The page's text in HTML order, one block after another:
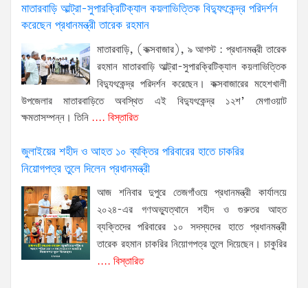
মাতারবাড়ি আল্ট্রা-সুপারক্রিটিক্যাল কয়লাভিত্তিক বিদ্যুৎকেন্দ্র পরিদর্শন
করেছেন প্রধানমন্ত্রী তারেক রহমান
মাতারবাড়ি, (কক্সবাজার), ৯ আগস্ট : প্রধানমন্ত্রী তারেক
রহমান মাতারবাড়ি আল্ট্রা-সুপারক্রিটিক্যাল কয়লাভিত্তিক
বিদ্যুৎকেন্দ্র পরিদর্শন করেছেন। কক্সবাজারের মহেশখালী
উপজেলার মাতারবাড়িতে অবস্থিত এই বিদ্যুৎকেন্দ্র ১২শ’ মেগাওয়াট
ক্ষমতাসম্পন্ন। তিনি .... বিস্তারিত
জুলাইয়ের শহীদ ও আহত ১০ ব্যক্তির পরিবারের হাতে চাকরির
নিয়োগপত্র তুলে দিলেন প্রধানমন্ত্রী
আজ শনিবার দুপুরে তেজগাঁওয়ে প্রধানমন্ত্রী কার্যালয়ে
২০২৪-এর গণঅভ্যুত্থানে শহীদ ও গুরুতর আহত
ব্যক্তিদের পরিবারের ১০ সদস্যদের হাতে প্রধানমন্ত্রী
তারেক রহমান চাকরির নিয়োগপত্র তুলে দিয়েছেন। চাকুরির
.... বিস্তারিত